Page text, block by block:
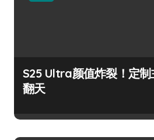
S25 Ultra颜值炸裂！定制
翻天